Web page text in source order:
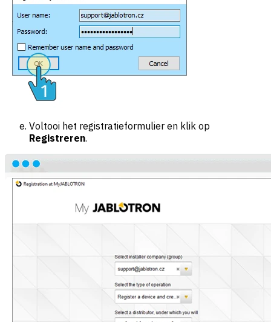
Voltooi het registratieformulier en klik op
Registreren.